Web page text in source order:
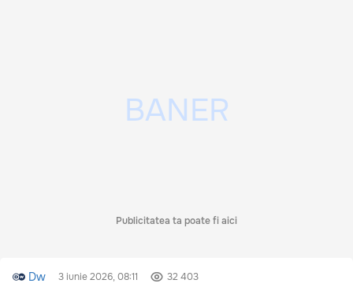
Publicitatea ta poate fi aici
Dw 3 iunie 2026, 08:11 32 403